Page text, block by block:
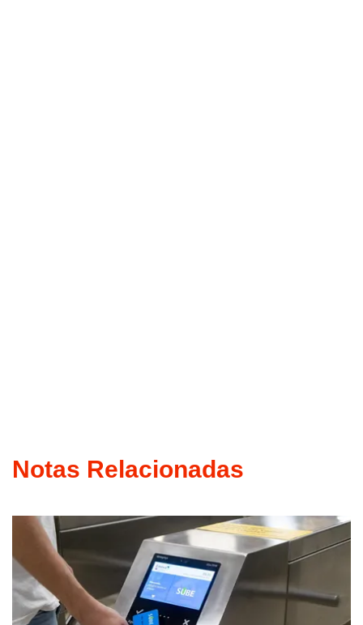
Notas Relacionadas